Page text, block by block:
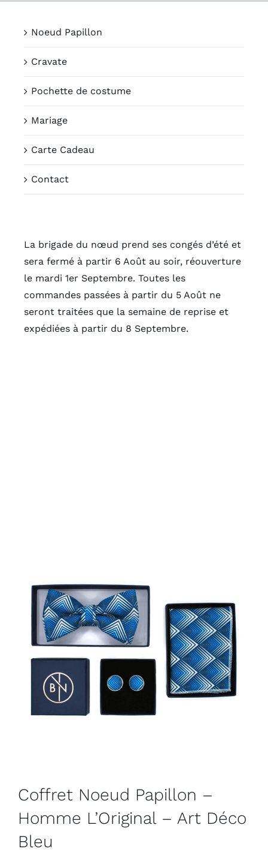
Noeud Papillon
Cravate
Pochette de costume
Mariage
Carte Cadeau
Contact
La brigade du nœud prend ses congés d’été et
sera fermé à partir 6 Août au soir, réouverture
le mardi 1er Septembre. Toutes les
commandes passées à partir du 5 Août ne
seront traitées que la semaine de reprise et
expédiées à partir du 8 Septembre.
Coffret Noeud Papillon –
Homme L’Original – Art Déco
Bleu